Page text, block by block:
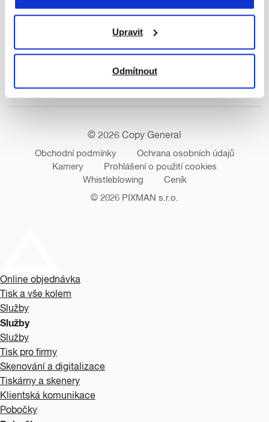
Upravit
Odmítnout
© 2026 Copy General
Obchodní podmínky
Ochrana osobních údajů
Kamery
Prohlášení o použití cookies
Whistleblowing
Ceník
© 2026 PIXMAN s.r.o.
Online objednávka
Tisk a vše kolem
Služby
Služby
Služby
Tisk pro firmy
Skenování a digitalizace
Tiskárny a skenery
Klientská komunikace
Pobočky